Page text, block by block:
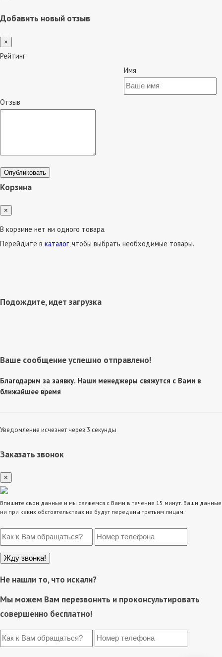
Добавить новый отзыв
×
Рейтинг
Имя
Отзыв
Опубликовать
Корзина
×
В корзине нет ни одного товара.
Перейдите в каталог, чтобы выбрать необходимые товары.
Подождите, идет загрузка
Ваше сообщение успешно отправлено!
Благодарим за заявку. Наши менеджеры свяжутся с Вами в
ближайшее время
Уведомление исчезнет через 3 секунды
Заказать звонок
×
Впишите свои данные и мы свяжемся с Вами в течение 15 минут. Ваши данные
ни при каких обстоятельствах не будут переданы третьим лицам.
Не нашли то, что искали?
Мы можем Вам перезвонить и проконсультировать
совершенно бесплатно!